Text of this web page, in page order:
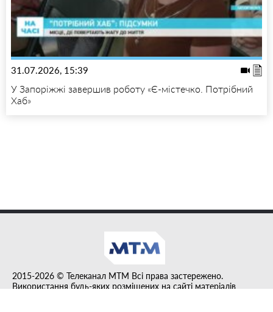
31.07.2026, 15:39
У Запоріжжі завершив роботу «Є-містечко. Потрібний
Хаб»
2015-2026 © Телеканал MTM Всі права застережено.
Використання будь-яких розміщених на сайті матеріалів